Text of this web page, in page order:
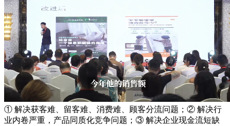
① 解决获客难、留客难、消费难、顾客分流问题；② 解决行
业内卷严重，产品同质化竞争问题；③ 解决企业现金流短缺